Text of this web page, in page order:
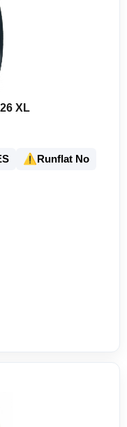
XL
⚠️Runflat No